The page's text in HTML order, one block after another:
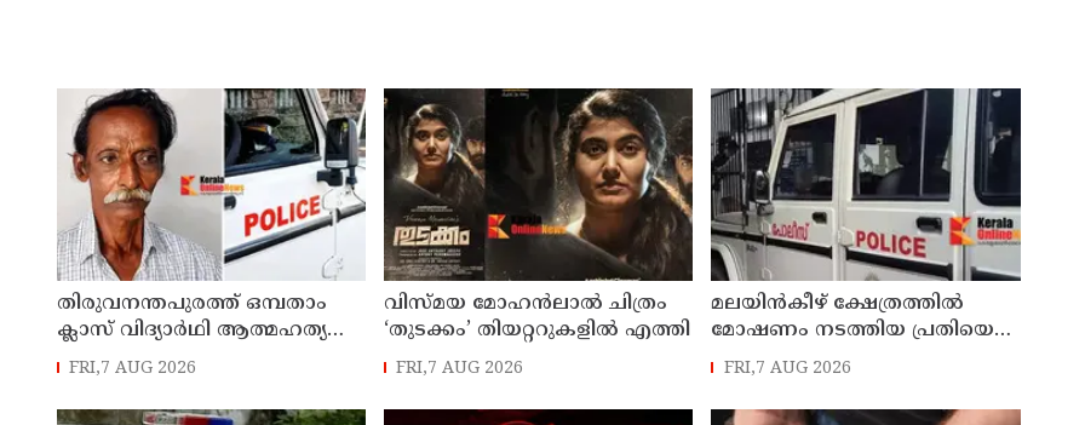
തിരുവനന്തപുരത്ത് ഒമ്പതാം
ക്ലാസ് വിദ്യാർഥി ആത്മഹത്യ
ചെയ്ത സംഭവത്തിൽ
FRI,7 AUG 2026
വിസ്മയ മോഹൻലാൽ ചിത്രം
‘തുടക്കം’ തിയറ്ററുകളിൽ എത്തി
FRI,7 AUG 2026
മലയിൻകീഴ് ക്ഷേത്രത്തിൽ
മോഷണം നടത്തിയ പ്രതിയെ
മണിക്കൂറുകൾക്കുള്ളിൽ
FRI,7 AUG 2026